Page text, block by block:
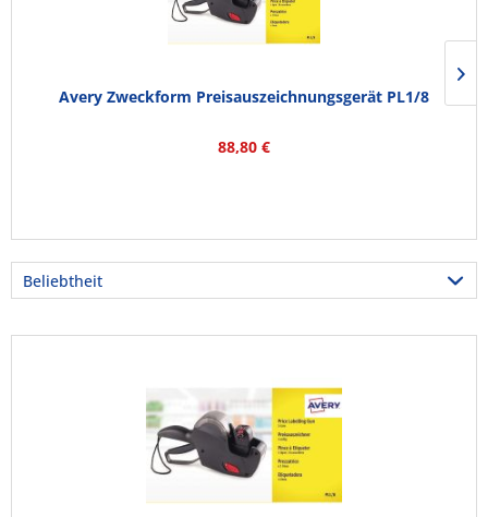
Avery Zweckform Preisauszeichnungsgerät PL1/8
88,80 €